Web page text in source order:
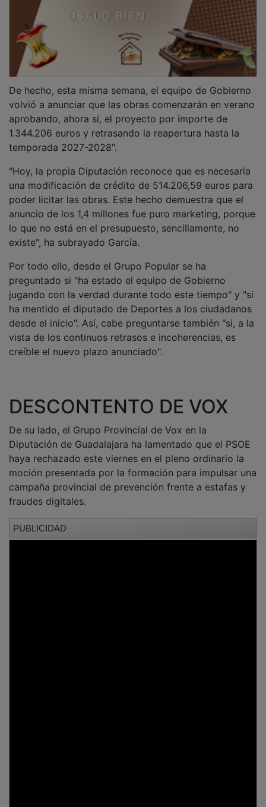
volvió a anunciar que las obras comenzarán en verano
aprobando, ahora sí, el proyecto por importe de
1.344.206 euros y retrasando la reapertura hasta la
temporada 2027-2028".
una modificación de crédito de 514.206,59 euros para
poder licitar las obras. Este hecho demuestra que el
anuncio de los 1,4 millones fue puro marketing, porque
lo que no está en el presupuesto, sencillamente, no
existe", ha subrayado García.
preguntado si "ha estado el equipo de Gobierno
jugando con la verdad durante todo este tiempo" y "si
ha mentido el diputado de Deportes a los ciudadanos
desde el inicio". Así, cabe preguntarse también "si, a la
vista de los continuos retrasos e incoherencias, es
creíble el nuevo plazo anunciado".
DESCONTENTO DE VOX
Diputación de Guadalajara ha lamentado que el PSOE
haya rechazado este viernes en el pleno ordinario la
moción presentada por la formación para impulsar una
campaña provincial de prevención frente a estafas y
fraudes digitales.